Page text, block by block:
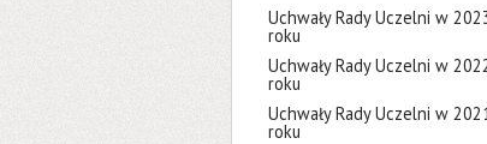
Uchwały Rady Uczelni w
roku
Uchwały Rady Uczelni w
roku
Uchwały Rady Uczelni w
roku